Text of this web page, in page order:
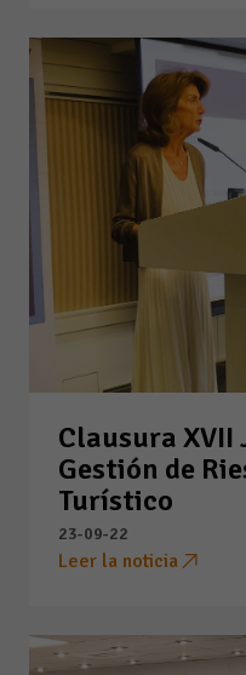
Clausura XVII
Gestión de
Turístico
23-09-22
Leer la noticia